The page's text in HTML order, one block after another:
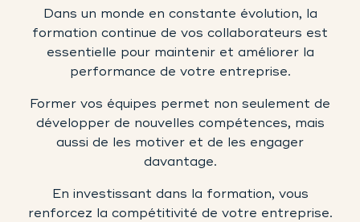
Dans un monde en constante évolution, la
formation continue de vos collaborateurs est
essentielle pour maintenir et améliorer la
performance de votre entreprise.
Former vos équipes permet non seulement de
développer de nouvelles compétences, mais
aussi de les motiver et de les engager
davantage.
En investissant dans la formation, vous
renforcez la compétitivité de votre entreprise.